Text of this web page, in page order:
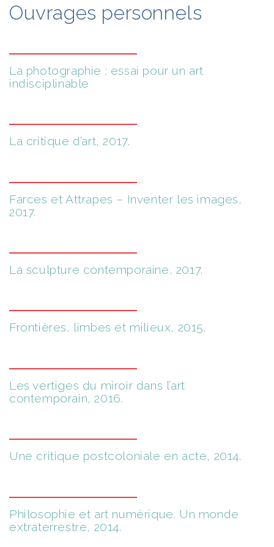
Ouvrages personnels
La photographie : essai pour un art
indisciplinable
La critique d’art, 2017.
Farces et Attrapes – Inventer les images,
2017.
La sculpture contemporaine, 2017.
Frontières, limbes et milieux, 2015.
Les vertiges du miroir dans l’art
contemporain, 2016.
Une critique postcoloniale en acte, 2014.
Philosophie et art numérique. Un monde
extraterrestre, 2014.